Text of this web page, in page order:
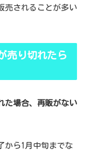
売されることが多い
売り切れたら
た場合、再販がない
から1月中旬までな